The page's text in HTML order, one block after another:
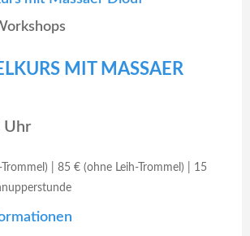
MIT MASSAER
Uhr
| 85 € (ohne Leih-Trommel) | 15